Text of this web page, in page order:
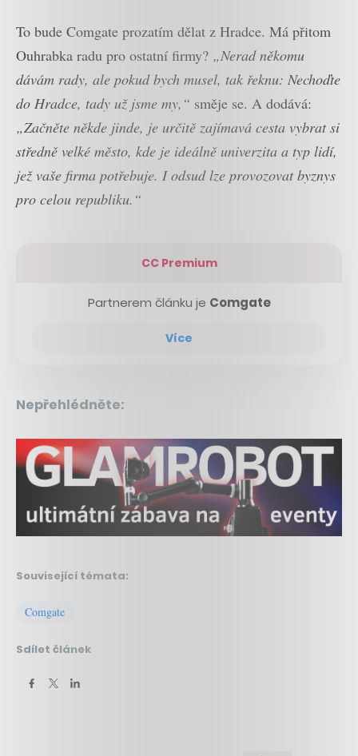
To bude Comgate prozatím dělat z Hradce. Má přitom
Ouhrabka radu pro ostatní firmy? „Nerad někomu
dávám rady, ale pokud bych musel, tak řeknu: Nechoďte
do Hradce, tady už jsme my,“ směje se. A dodává:
„Začněte někde jinde, je určitě zajímavá cesta vybrat si
středně velké město, kde je ideálně univerzita a typ lidí,
jež vaše firma potřebuje. I odsud lze provozovat byznys
pro celou republiku.“
CC Premium
Partnerem článku je Comgate
Více
Nepřehlédněte:
Související témata:
Comgate
Sdílet článek